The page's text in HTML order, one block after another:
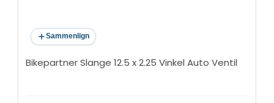
Sammenlign
Bikepartner Slange 12.5 x 2.25 Vinkel Auto Ventil